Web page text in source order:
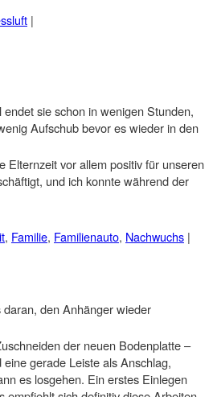
|
sie schon in wenigen Stunden,
Aufschub bevor es wieder in den
Elternzeit vor allem positiv für unseren
und ich konnte während der
, Familie, Familienauto, Nachwuchs |
den Anhänger wieder
der neuen Bodenplatte –
gerade Leiste als Anschlag,
es losgehen. Ein erstes Einlegen